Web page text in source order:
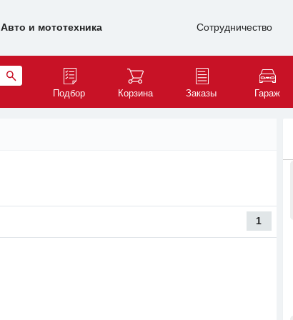
Авто и мототехника Сотрудничество
Подбор Корзина Заказы Гараж
1